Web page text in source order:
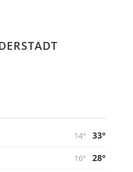
14°
33°
16°
28°